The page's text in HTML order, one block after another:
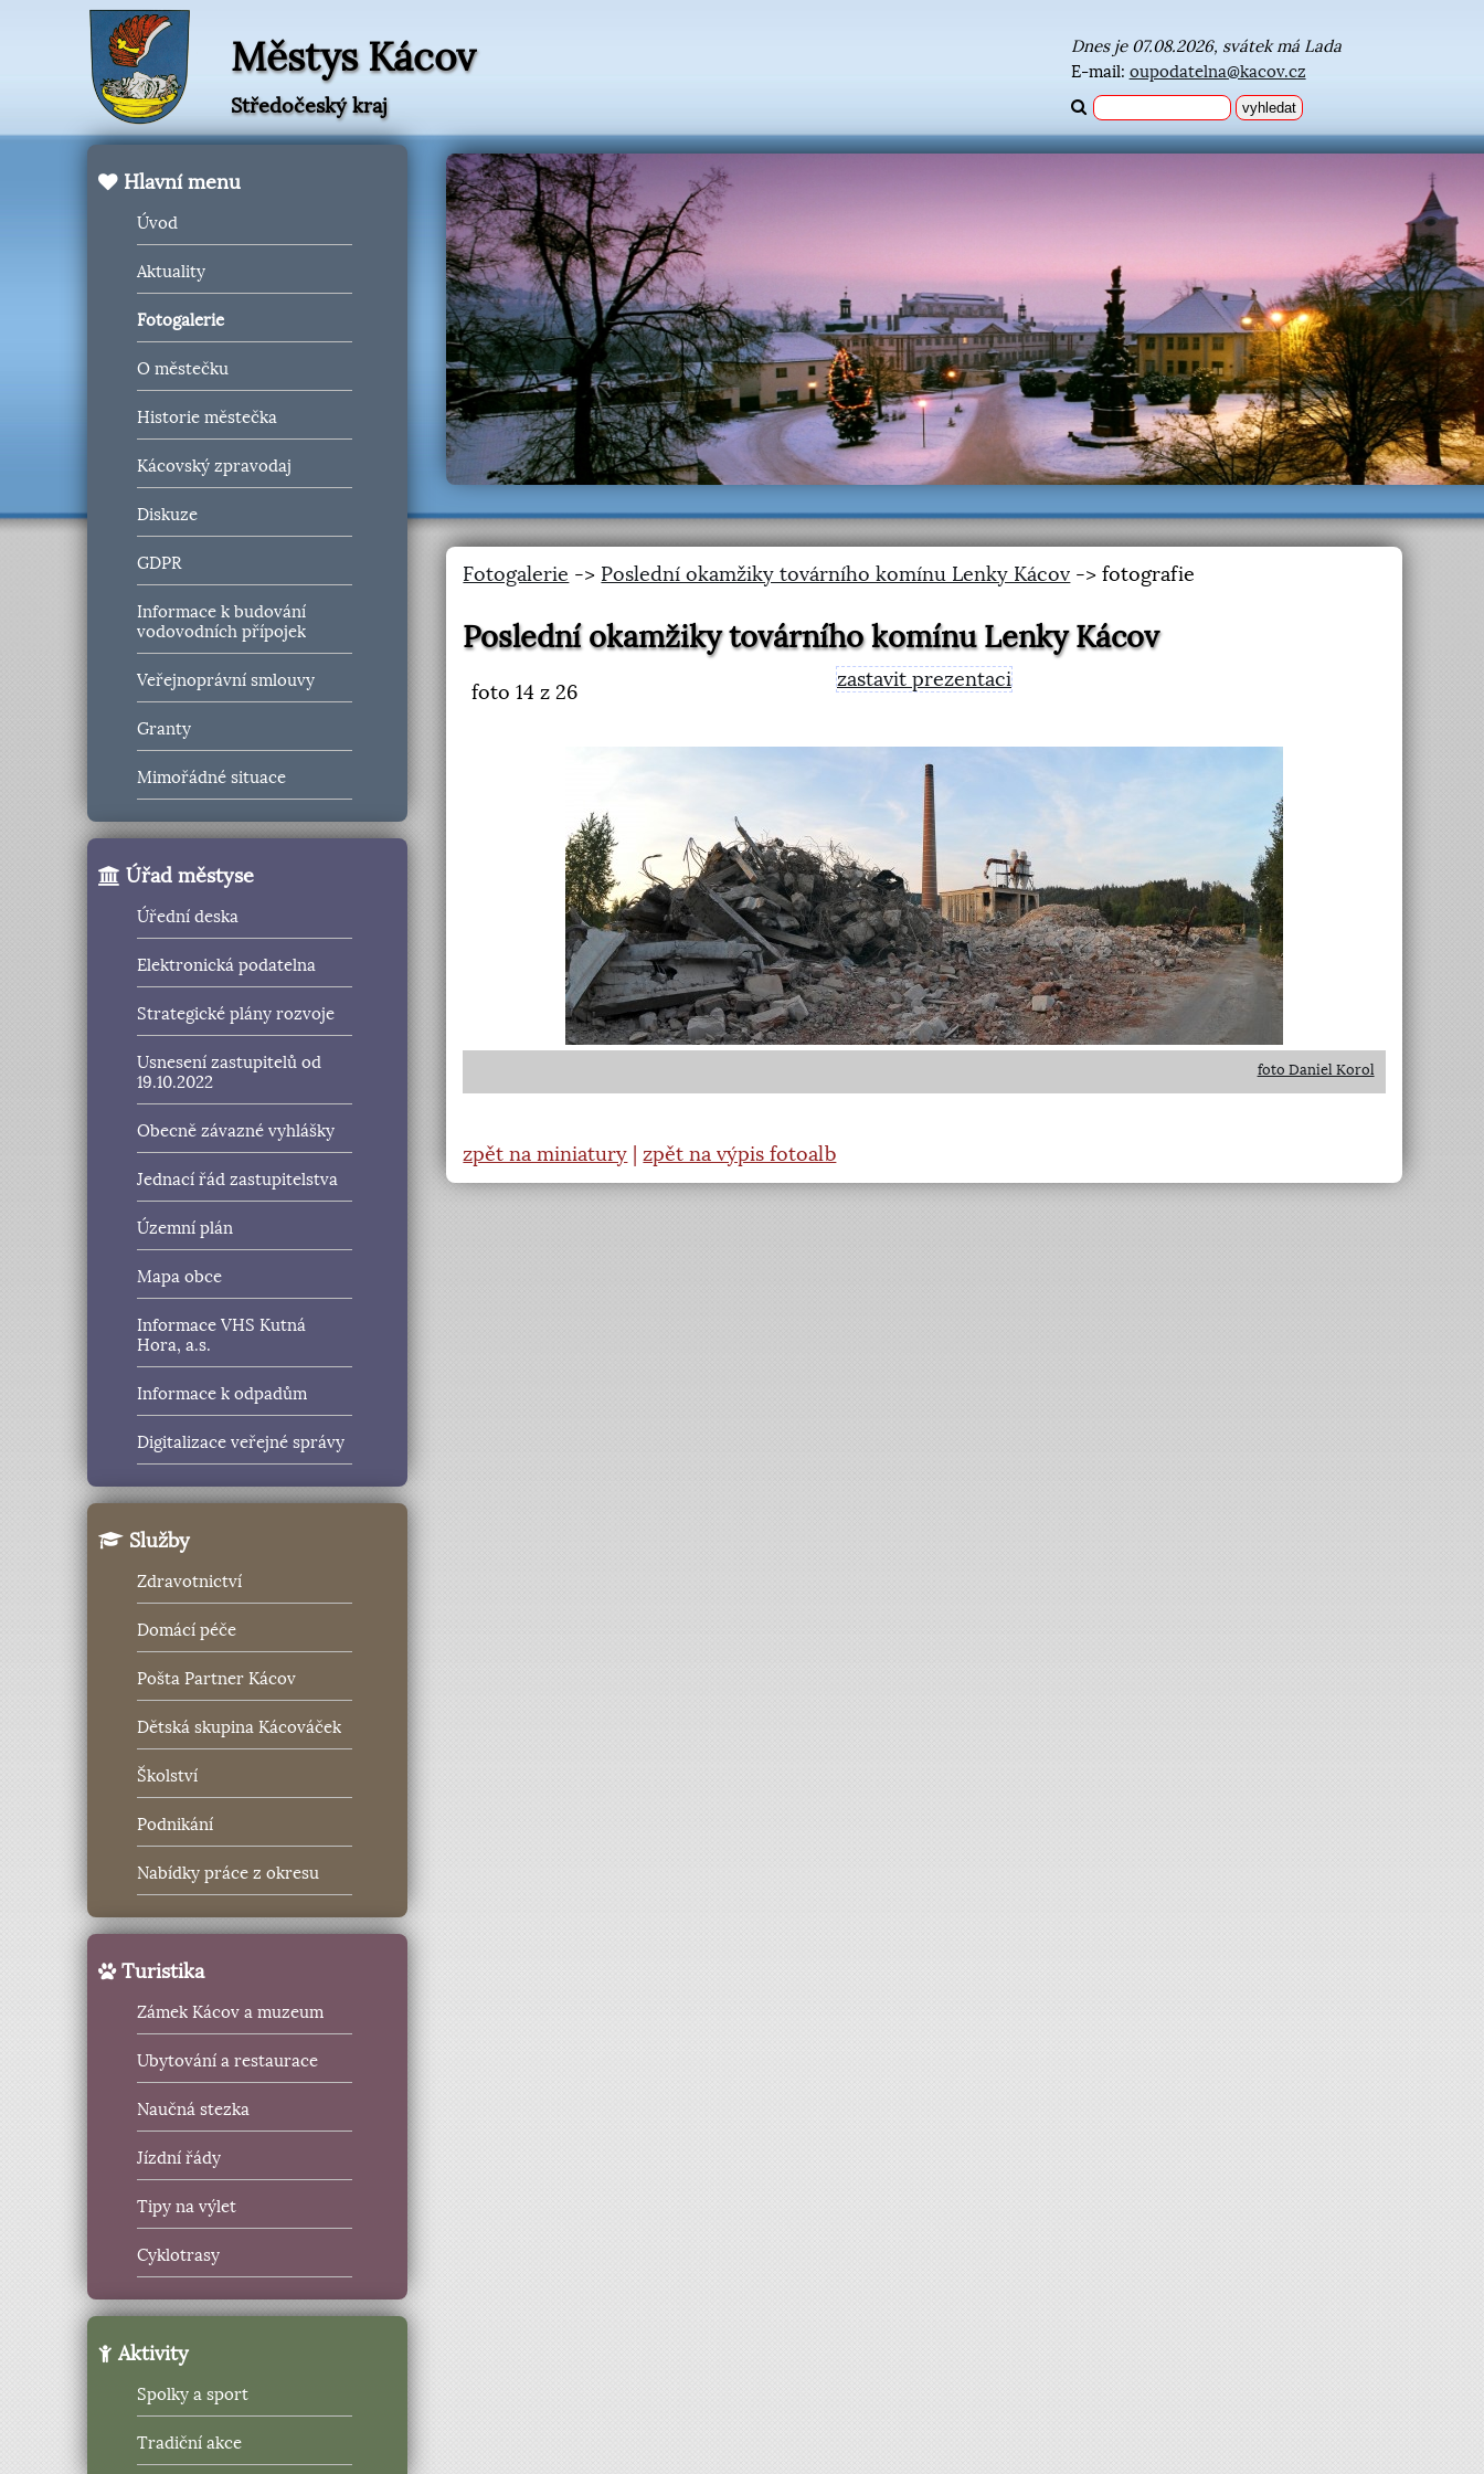
Městys Kácov
Středočeský kraj
Dnes je 07.08.2026, svátek má Lada
E-mail: oupodatelna@kacov.cz
Hlavní menu
Úvod
Aktuality
Fotogalerie
O městečku
Historie městečka
Kácovský zpravodaj
Diskuze
GDPR
Informace k budování
vodovodních přípojek
Veřejnoprávní smlouvy
Granty
Mimořádné situace
Úřad městyse
Úřední deska
Elektronická podatelna
Strategické plány rozvoje
Usnesení zastupitelů od
19.10.2022
Obecně závazné vyhlášky
Jednací řád zastupitelstva
Územní plán
Mapa obce
Informace VHS Kutná
Hora, a.s.
Informace k odpadům
Digitalizace veřejné správy
Služby
Zdravotnictví
Domácí péče
Pošta Partner Kácov
Dětská skupina Kácováček
Školství
Podnikání
Nabídky práce z okresu
Turistika
Zámek Kácov a muzeum
Ubytování a restaurace
Naučná stezka
Jízdní řády
Tipy na výlet
Cyklotrasy
Aktivity
Spolky a sport
Tradiční akce
Fotogalerie -> Poslední okamžiky továrního komínu Lenky Kácov -> fotografie
Poslední okamžiky továrního komínu Lenky Kácov
foto14 z 26
zastavit prezentaci
foto Daniel Korol
zpět na miniatury |zpět na výpis fotoalb